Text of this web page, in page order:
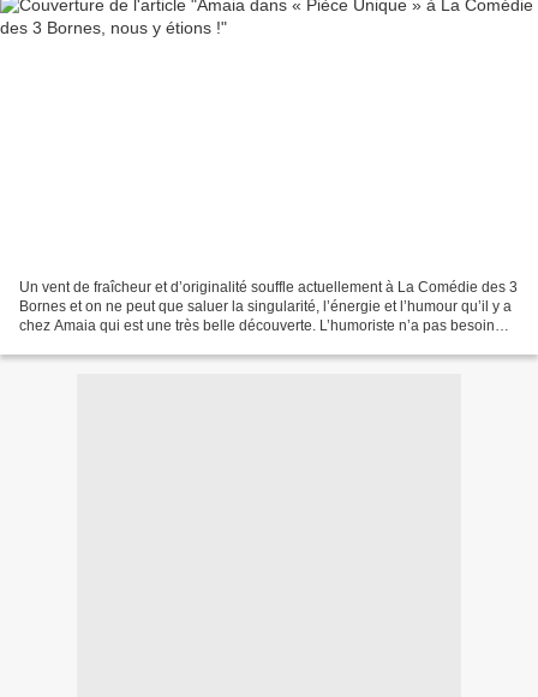
Un vent de fraîcheur et d’originalité souffle actuellement à La Comédie des 3
Bornes et on ne peut que saluer la singularité, l’énergie et l’humour qu’il y a
chez Amaia qui est une très belle découverte. L’humoriste n’a pas besoin